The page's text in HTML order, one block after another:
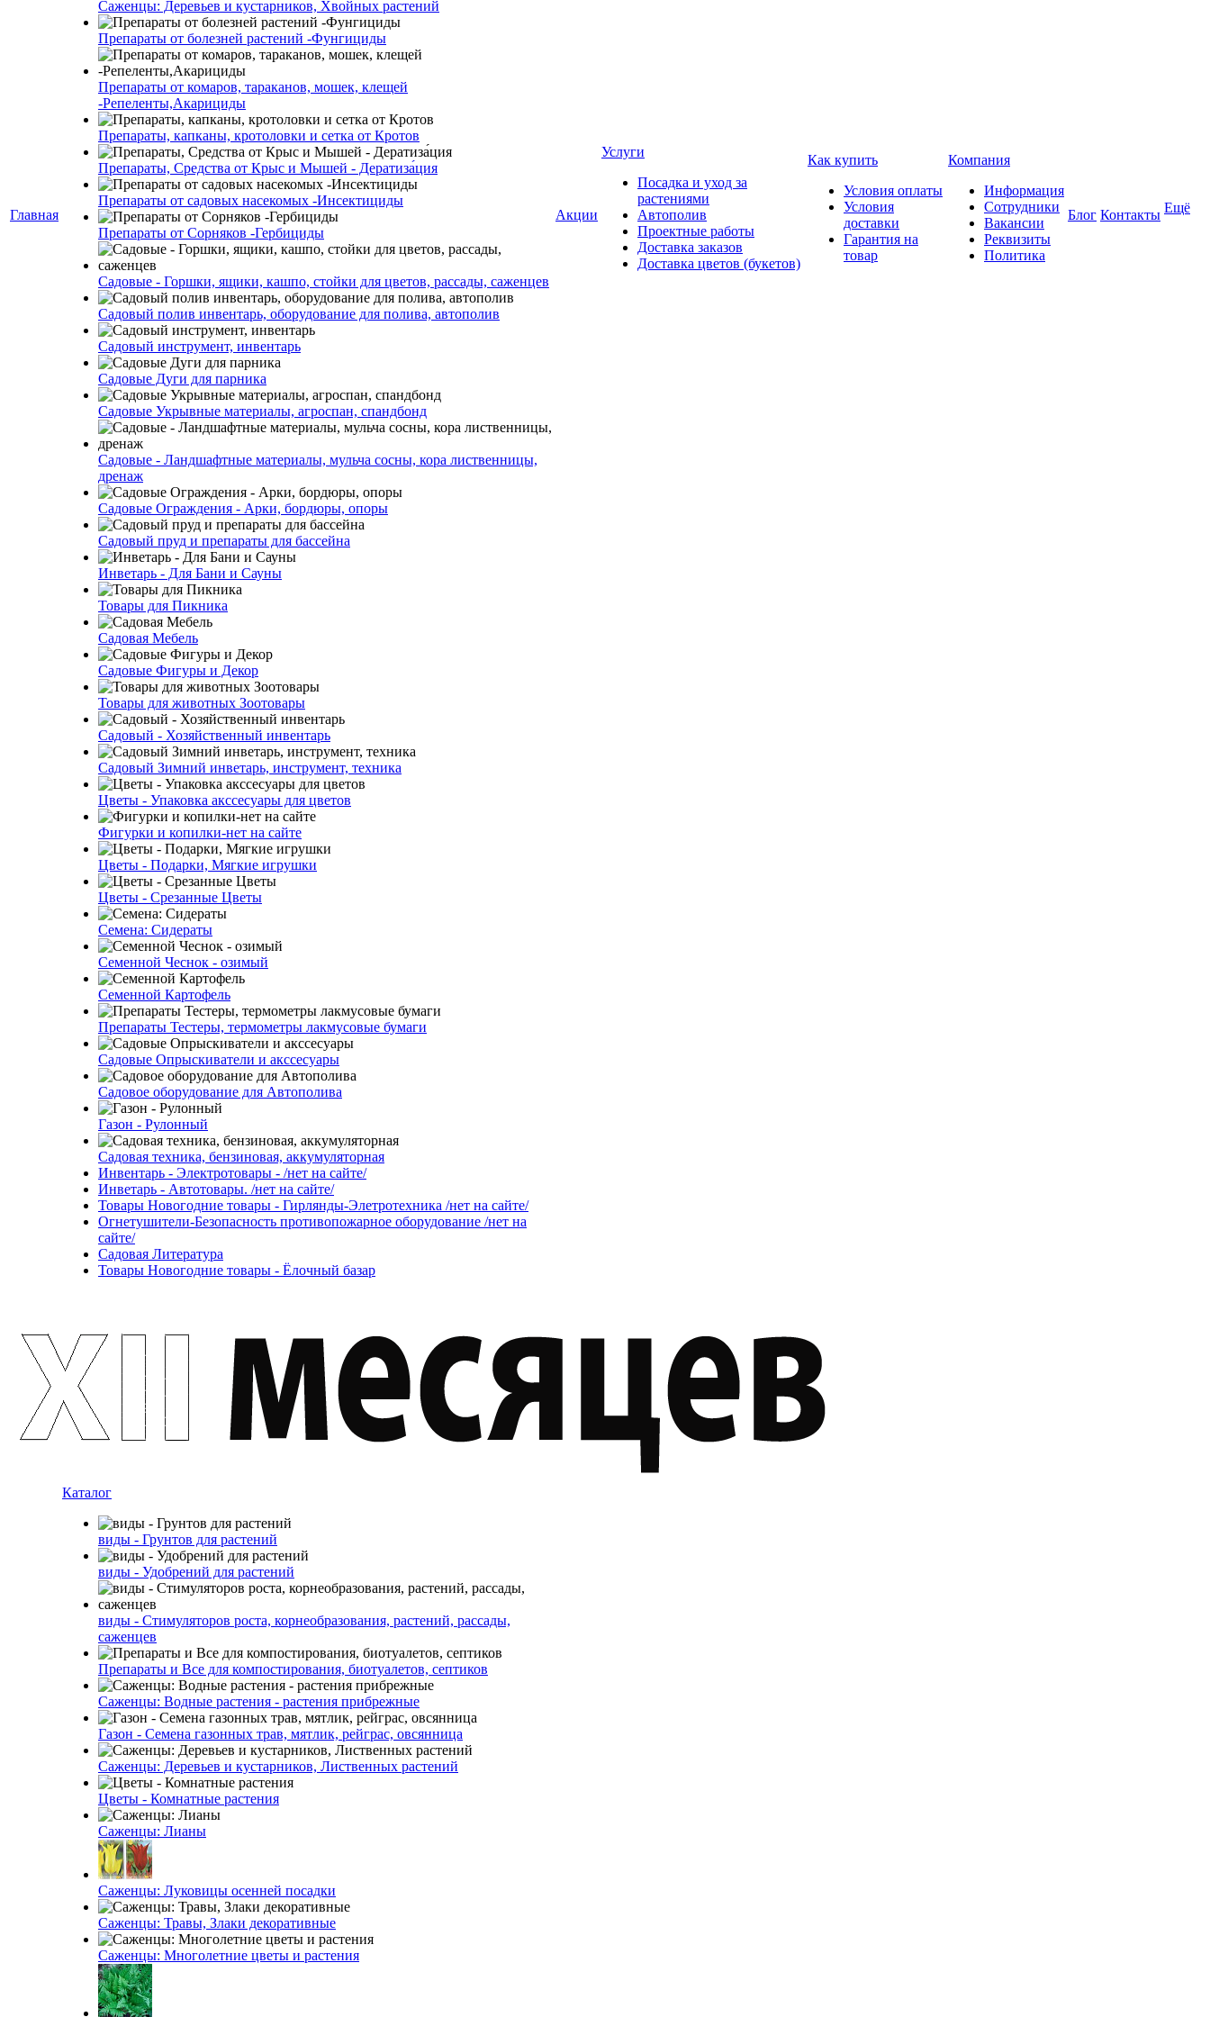
Главная
Саженцы: Деревьев и кустарников, Хвойных растений
Препараты от болезней растений -Фунгициды
Препараты от комаров, тараканов, мошек, клещей
-Репеленты,Акарициды
Препараты, капканы, кротоловки и сетка от Кротов
Препараты, Средства от Крыс и Мышей - Дератиза́ция
Препараты от садовых насекомых -Инсектициды
Препараты от Сорняков -Гербициды
Садовые - Горшки, ящики, кашпо, стойки для цветов, рассады, саженцев
Садовый полив инвентарь, оборудование для полива, автополив
Садовый инструмент, инвентарь
Садовые Дуги для парника
Садовые Укрывные материалы, агроспан, спандбонд
Садовые - Ландшафтные материалы, мульча сосны, кора лиственницы,
дренаж
Садовые Ограждения - Арки, бордюры, опоры
Садовый пруд и препараты для бассейна
Инветарь - Для Бани и Сауны
Товары для Пикника
Садовая Мебель
Садовые Фигуры и Декор
Товары для животных Зоотовары
Садовый - Хозяйственный инвентарь
Садовый Зимний инветарь, инструмент, техника
Цветы - Упаковка акссесуары для цветов
Фигурки и копилки-нет на сайте
Цветы - Подарки, Мягкие игрушки
Цветы - Срезанные Цветы
Семена: Сидераты
Семенной Чеснок - озимый
Семенной Картофель
Препараты Тестеры, термометры лакмусовые бумаги
Садовые Опрыскиватели и акссесуары
Садовое оборудование для Автополива
Газон - Рулонный
Садовая техника, бензиновая, аккумуляторная
Инвентарь - Электротовары - /нет на сайте/
Инветарь - Автотовары. /нет на сайте/
Товары Новогодние товары - Гирлянды-Элетротехника /нет на сайте/
Огнетушители-Безопасность противопожарное оборудование /нет на
сайте/
Садовая Литература
Товары Новогодние товары - Ёлочный базар
Акции
Услуги
Посадка и уход за
растениями
Автополив
Проектные работы
Доставка заказов
Доставка цветов (букетов)
Как купить
Условия оплаты
Условия
доставки
Гарантия на
товар
Компания
Информация
Сотрудники
Вакансии
Реквизиты
Политика
Блог Контакты Ещё
Каталог
виды - Грунтов для растений
виды - Удобрений для растений
виды - Стимуляторов роста, корнеобразования, растений, рассады,
саженцев
Препараты и Все для компостирования, биотуалетов, септиков
Саженцы: Водные растения - растения прибрежные
Газон - Семена газонных трав, мятлик, рейграс, овсянница
Саженцы: Деревьев и кустарников, Лиственных растений
Цветы - Комнатные растения
Саженцы: Лианы
Саженцы: Луковицы осенней посадки
Саженцы: Травы, Злаки декоративные
Саженцы: Многолетние цветы и растения